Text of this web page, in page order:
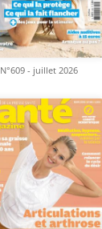
N°609 - juillet 2026